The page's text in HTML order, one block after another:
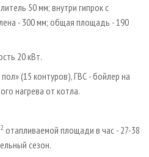
50 мм; внутри гипрок с
- 300 мм; общая площадь - 190
20 кВт.
(15 контуров), ГВС - бойлер на
нагрева от котла.
2 отапливаемой площади в час - 27-38
сезон.